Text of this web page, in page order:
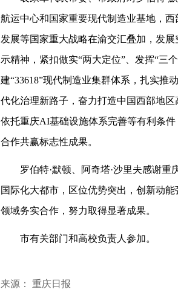
航运中心和国家重要现代制造业基地，
发展等国家重大战略在渝交汇叠加，发
示精神，紧扣做实“两大定位”、发挥“三
建“33618”现代制造业集群体系，扎实推
代化治理新路子，奋力打造中国西部地
依托重庆AI基础设施体系完善等有利条
合作共赢标志性成果。
罗伯特·默顿、阿奇塔·沙里夫感谢
国际化大都市，区位优势突出，创新动
领域务实合作，努力取得显著成果。
市有关部门和高校负责人参加。
来源： 重庆日报